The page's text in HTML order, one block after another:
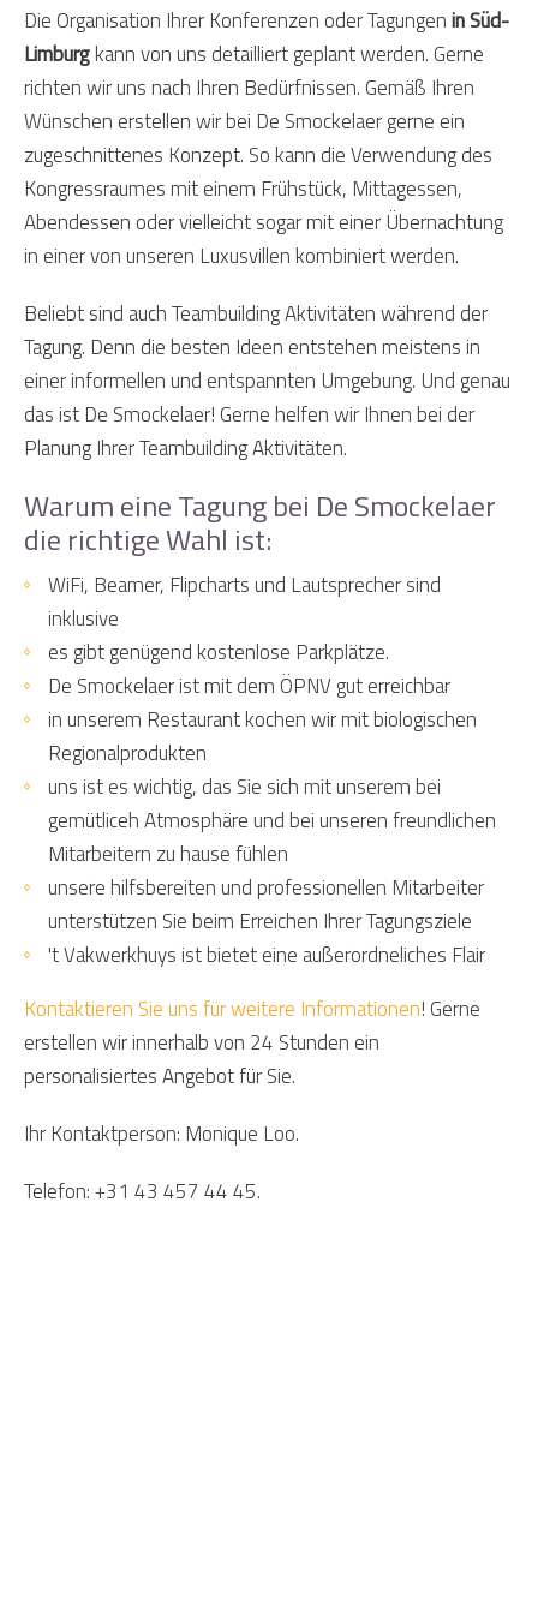
Die Organisation Ihrer Konferenzen oder Tagungenin Süd-
Limburgkann von uns detailliert geplant werden. Gerne
richten wir uns nach Ihren Bedürfnissen. Gemäß Ihren
Wünschen erstellen wir bei De Smockelaer gerne ein
zugeschnittenes Konzept. So kann die Verwendung des
Kongressraumes mit einem Frühstück, Mittagessen,
Abendessen oder vielleicht sogar mit einer Übernachtung
in einer von unseren Luxusvillen kombiniert werden.
Beliebt sind auch Teambuilding Aktivitäten während der
Tagung. Denn die besten Ideen entstehen meistens in
einer informellen und entspannten Umgebung. Und genau
das ist De Smockelaer! Gerne helfen wir Ihnen bei der
Planung Ihrer Teambuilding Aktivitäten.
Warum eine Tagung bei De Smockelaer
die richtige Wahl ist:
WiFi, Beamer, Flipcharts und Lautsprecher sind
inklusive
es gibt genügend kostenlose Parkplätze.
De Smockelaer ist mit dem ÖPNV gut erreichbar
in unserem Restaurant kochen wir mit biologischen
Regionalprodukten
uns ist es wichtig, das Sie sich mit unserem bei
gemütliceh Atmosphäre und bei unseren freundlichen
Mitarbeitern zu hause fühlen
unsere hilfsbereiten und professionellen Mitarbeiter
unterstützen Sie beim Erreichen Ihrer Tagungsziele
't Vakwerkhuys ist bietet eine außerordneliches Flair
Kontaktieren Sie uns für weitere Informationen! Gerne
erstellen wir innerhalb von 24 Stunden ein
personalisiertes Angebot für Sie.
Ihr Kontaktperson: Monique Loo.
Telefon: +31 43 457 44 45.